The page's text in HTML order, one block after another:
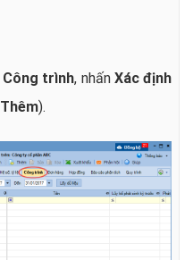
Công trình, nhấn Xác định
Thêm).